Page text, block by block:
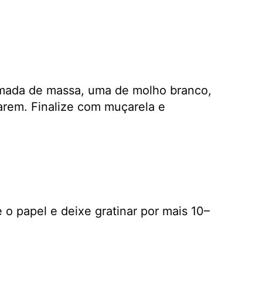
de massa, uma de molho branco,
Finalize com muçarela e
papel e deixe gratinar por mais 10–